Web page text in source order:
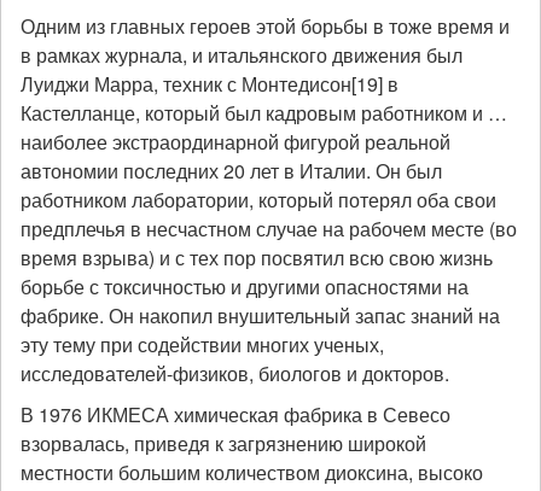
Одним из главных героев этой борьбы в тоже время и
в рамках журнала, и итальянского движения был
Луиджи Марра, техник с Монтедисон[19] в
Кастелланце, который был кадровым работником и …
наиболее экстраординарной фигурой реальной
автономии последних 20 лет в Италии. Он был
работником лаборатории, который потерял оба свои
предплечья в несчастном случае на рабочем месте (во
время взрыва) и с тех пор посвятил всю свою жизнь
борьбе с токсичностью и другими опасностями на
фабрике. Он накопил внушительный запас знаний на
эту тему при содействии многих ученых,
исследователей-физиков, биологов и докторов.
В 1976 ИКМЕСА химическая фабрика в Севесо
взорвалась, приведя к загрязнению широкой
местности большим количеством диоксина, высоко